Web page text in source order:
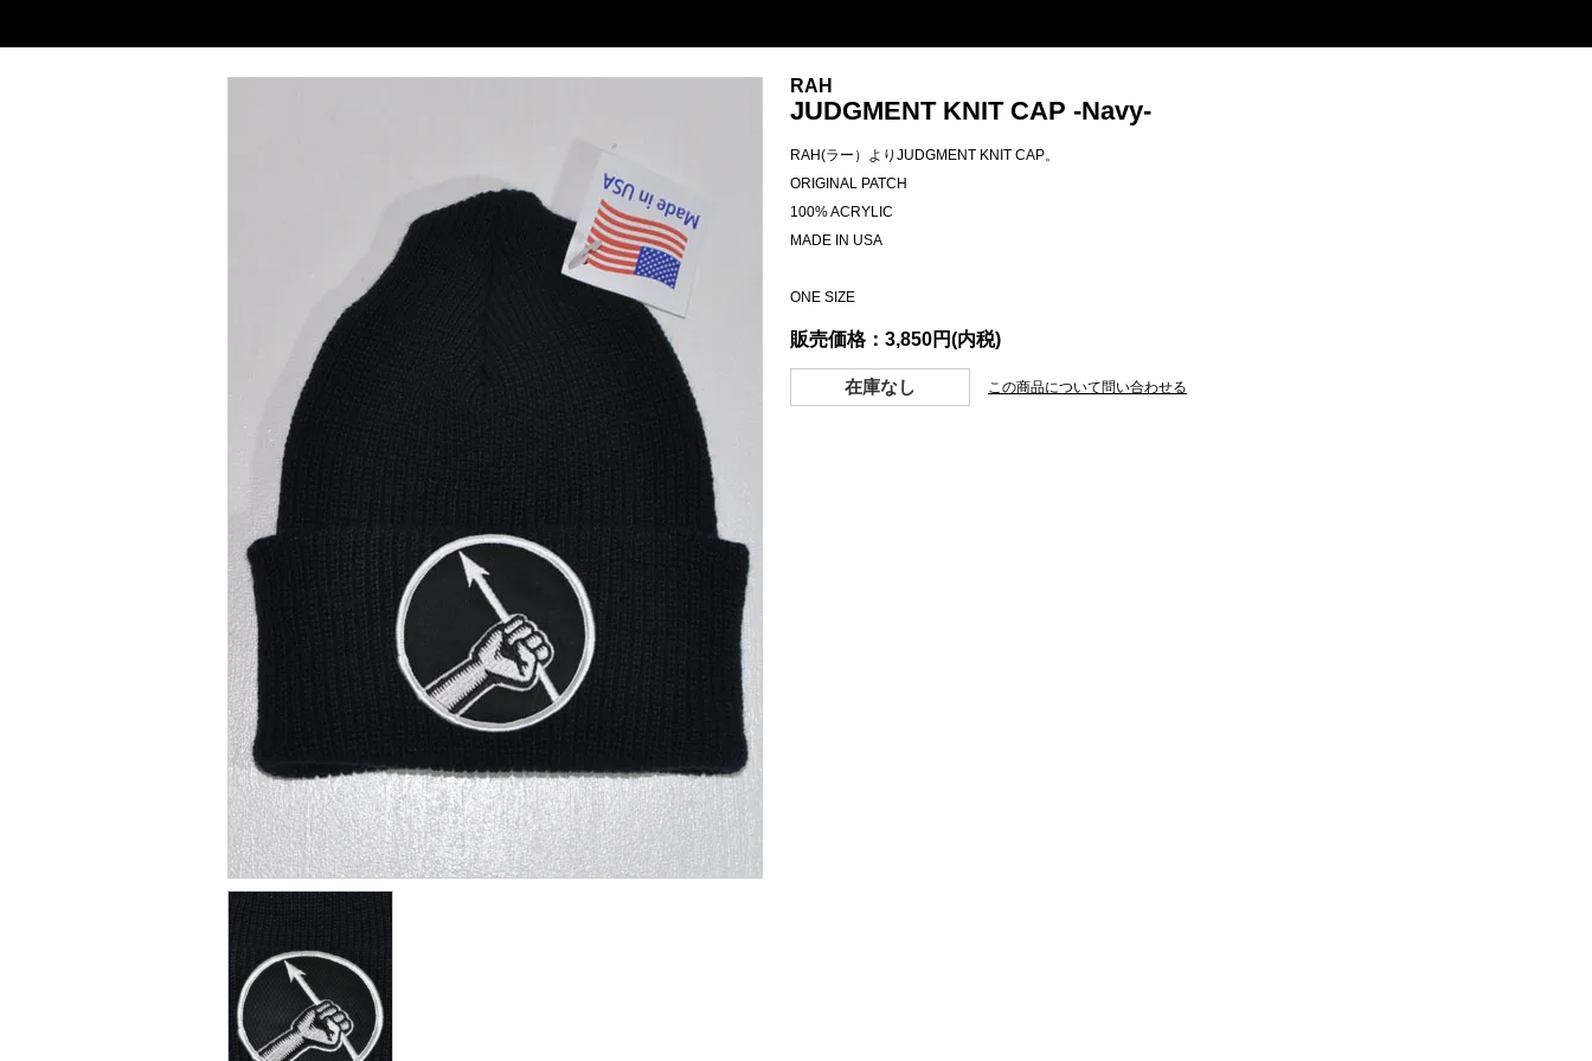
RAH
JUDGMENT KNIT CAP -Navy-
RAH(ラー）よりJUDGMENT KNIT CAP。
ORIGINAL PATCH
100% ACRYLIC
MADE IN USA
ONE SIZE
販売価格：3,850円(内税)
在庫なし この商品について問い合わせる